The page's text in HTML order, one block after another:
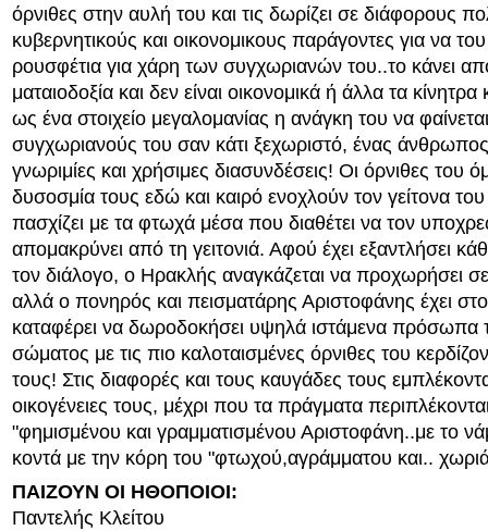
όρνιθες στην αυλή του και τις δωρίζει σε διάφορους
κυβερνητικούς και οικονομικους παράγοντες για να
ρουσφέτια για χάρη των συγχωριανών του..το κάνει
ματαιοδοξία και δεν είναι οικονομικά ή άλλα τα
ως ένα στοιχείο μεγαλομανίας η ανάγκη του να
συγχωριανούς του σαν κάτι ξεχωριστό, ένας
γνωριμίες και χρήσιμες διασυνδέσεις! Οι όρνιθες του
δυσοσμία τους εδώ και καιρό ενοχλούν τον γείτονα
πασχίζει με τα φτωχά μέσα που διαθέτει να τον
απομακρύνει από τη γειτονιά. Αφού έχει εξαντλήσει
τον διάλογο, ο Ηρακλής αναγκάζεται να προχωρήσει σε
αλλά ο πονηρός και πεισματάρης Αριστοφάνης έχει
καταφέρει να δωροδοκήσει υψηλά ιστάμενα πρόσωπα
σώματος με τις πιο καλοταισμένες όρνιθες του
τους! Στις διαφορές και τους καυγάδες τους
οικογένειες τους, μέχρι που τα πράγματα
"φημισμένου και γραμματισμένου Αριστοφάνη..με το
κοντά με την κόρη του "φτωχού,αγράμματου και..
ΠΑΙΖΟΥΝ ΟΙ ΗΘΟΠΟΙΟΙ:
Παντελής Κλείτου